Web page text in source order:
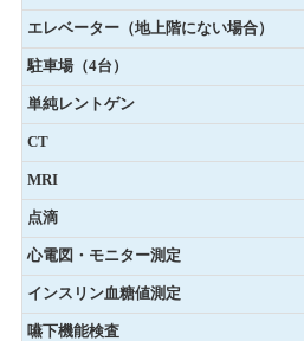
エレベーター（地上階にない場合）
駐車場（4台）
単純レントゲン
CT
MRI
点滴
心電図・モニター測定
インスリン血糖値測定
嚥下機能検査